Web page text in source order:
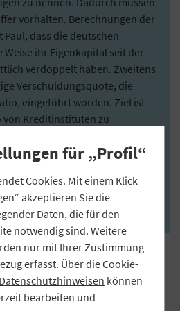
vorhalten. Berechnungen der
dass die deutschen
ihr Eigenkapital seit der
verdoppelt haben. Zweitens
Verschuldungsquote, die
eingeführt worden. Ziel ist
Kreditinstituten zu
Zudem fokussieren sich
wie MiFID II oder MiFIR
deutlich verändert.
nun den Neustart der
unterstützen. Dennoch
für „Profil“
Cookies. Mit einem Klick
akzeptieren Sie die
Daten, die für den
notwendig sind. Weitere
nur mit Ihrer Zustimmung
erfasst. Über die Cookie-
Datenschutzhinweisen können
bearbeiten und